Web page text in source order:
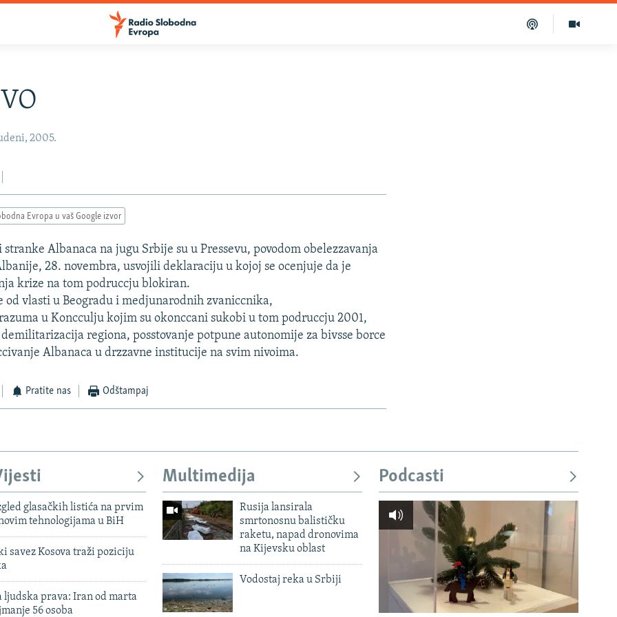
2005.
Evropa u vaš Google izvor
Albanaca na jugu Srbije su u Pressevu, povodom obelezzavanja
28. novembra, usvojili deklaraciju u kojoj se ocenjuje da je
krize na tom podruccju blokiran.
od vlasti u Beogradu i medjunarodnih zvaniccnika,
u Koncculju kojim su okonccani sukobi u tom podruccju 2001,
regiona, posstovanje potpune autonomije za bivsse borce
Albanaca u drzzavne institucije na svim nivoima.
Pratite nas Odštampaj
glasačkih listića na prvim
tehnologijama u BiH
savez Kosova traži poziciju
ljudska prava: Iran od marta
56 osoba
Multimedija
Rusija lansirala
smrtonosnu balističku
raketu, napad dronovima
na Kijevsku oblast
Vodostaj reka u Srbiji
Podcasti